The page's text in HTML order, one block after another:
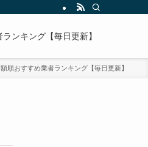
ンキング【毎日更新】
順おすすめ業者ランキング【毎日更新】